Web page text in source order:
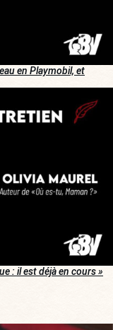
en Playmobil, et
: il est déjà en cours »